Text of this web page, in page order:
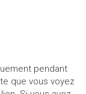
pendant
que vous voyez